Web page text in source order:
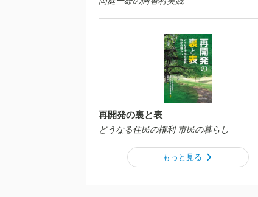
再開発の裏と表
どうなる住民の権利 市民の暮らし
もっと見る